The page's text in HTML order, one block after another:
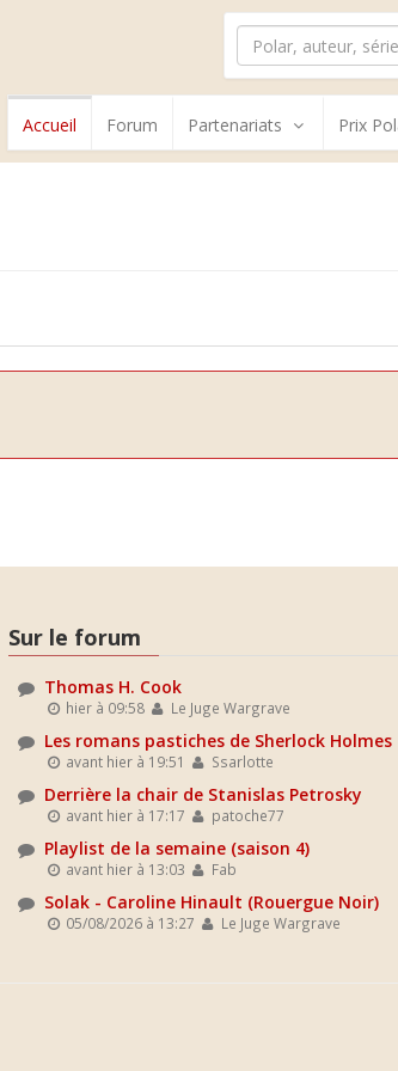
Accueil Forum Partenariats Prix
Sur le forum
Thomas H. Cook
hier à 09:58 Le Juge Wargrave
Les romans pastiches de Sherlock Holmes
avant hier à 19:51 Ssarlotte
Derrière la chair de Stanislas Petrosky
avant hier à 17:17 patoche77
Playlist de la semaine (saison 4)
avant hier à 13:03 Fab
Solak - Caroline Hinault (Rouergue Noir)
05/08/2026 à 13:27 Le Juge Wargrave